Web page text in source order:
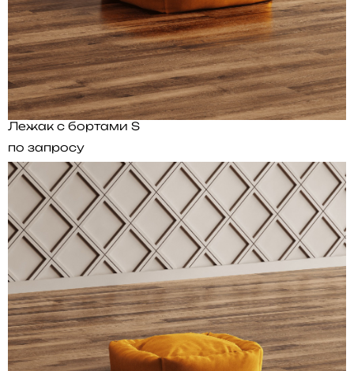
Лежак с бортами S
по запросу